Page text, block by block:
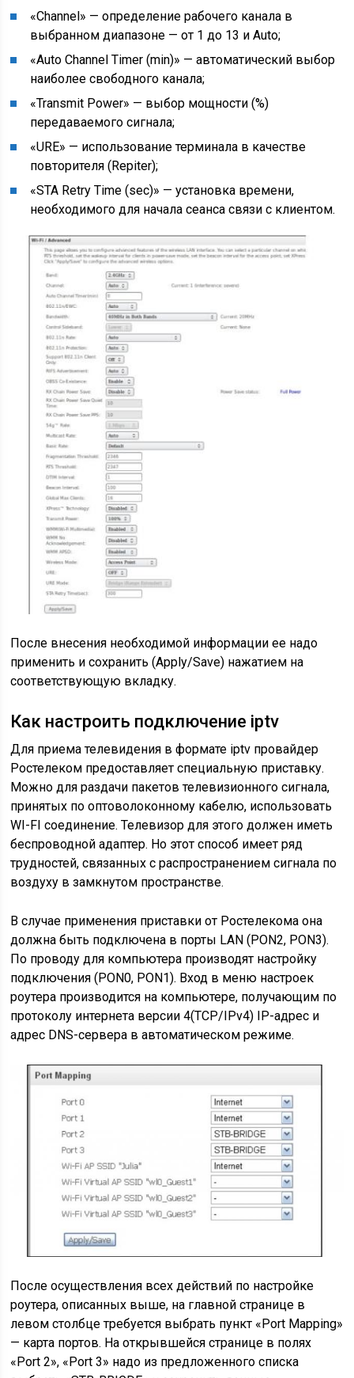
«Channel» — определение рабочего канала в
выбранном диапазоне — от 1 до 13 и Auto;
«Auto Channel Timer (min)» — автоматический выбор
наиболее свободного канала;
«Transmit Power» — выбор мощности (%)
передаваемого сигнала;
«URE» — использование терминала в качестве
повторителя (Repiter);
«STA Retry Time (sec)» — установка времени,
необходимого для начала сеанса связи с клиентом.
После внесения необходимой информации ее надо
применить и сохранить (Apply/Save) нажатием на
соответствующую вкладку.
Как настроить подключение iptv
Для приема телевидения в формате iptv провайдер
Ростелеком предоставляет специальную приставку.
Можно для раздачи пакетов телевизионного сигнала,
принятых по оптоволоконному кабелю, использовать
WI-FI соединение. Телевизор для этого должен иметь
беспроводной адаптер. Но этот способ имеет ряд
трудностей, связанных с распространением сигнала по
воздуху в замкнутом пространстве.
В случае применения приставки от Ростелекома она
должна быть подключена в порты LAN (PON2, PON3).
По проводу для компьютера производят настройку
подключения (PON0, PON1). Вход в меню настроек
роутера производится на компьютере, получающим по
протоколу интернета версии 4(TCP/IPv4) IP-адрес и
адрес DNS-сервера в автоматическом режиме.
После осуществления всех действий по настройке
роутера, описанных выше, на главной странице в
левом столбце требуется выбрать пункт «Port Mapping»
— карта портов. На открывшейся странице в полях
«Port 2», «Port 3» надо из предложенного списка